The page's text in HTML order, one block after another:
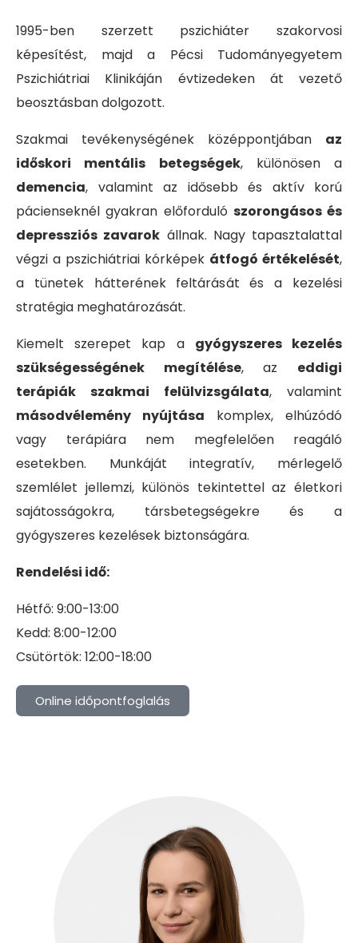
1995-ben szerzett pszichiáter szakorvosi
képesítést, majd a Pécsi Tudományegyetem
Pszichiátriai Klinikáján évtizedeken át vezető
beosztásban dolgozott.
Szakmai tevékenységének középpontjában az
időskori mentális betegségek, különösen a
demencia, valamint az idősebb és aktív korú
pácienseknél gyakran előforduló szorongásos és
depressziós zavarok állnak. Nagy tapasztalattal
végzi a pszichiátriai kórképek átfogó értékelését,
a tünetek hátterének feltárását és a kezelési
stratégia meghatározását.
Kiemelt szerepet kap a gyógyszeres kezelés
szükségességének megítélése, az eddigi
terápiák szakmai felülvizsgálata, valamint
másodvélemény nyújtása komplex, elhúzódó
vagy terápiára nem megfelelően reagáló
esetekben. Munkáját integratív, mérlegelő
szemlélet jellemzi, különös tekintettel az életkori
sajátosságokra, társbetegségekre és a
gyógyszeres kezelések biztonságára.
Rendelési idő:
Hétfő: 9:00-13:00
Kedd: 8:00-12:00
Csütörtök: 12:00-18:00
Online időpontfoglalás